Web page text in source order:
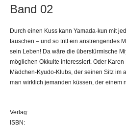
Band 02
Durch einen Kuss kann Yamada-kun mit
tauschen – und so tritt ein anstrengendes
sein Leben! Da wäre die überstürmische
möglichen Okkulte interessiert. Oder
Mädchen-Kyudo-Klubs, der seinen Sitz im
man wirklich jemanden küssen, der einem
Verlag:
ISBN: